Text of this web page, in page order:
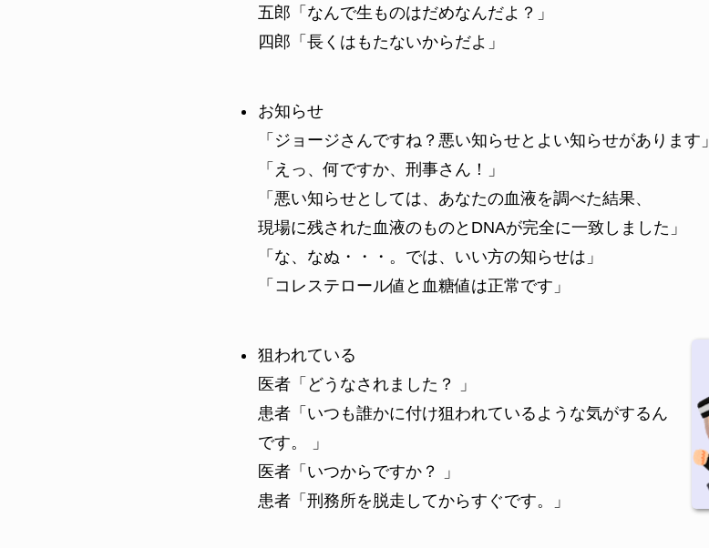
五郎「なんで生ものはだめなんだよ？」
四郎「長くはもたないからだよ」
お知らせ
「ジョージさんですね？悪い知らせとよい知らせがあります」
「えっ、何ですか、刑事さん！」
「悪い知らせとしては、あなたの血液を調べた結果、
現場に残された血液のものとDNAが完全に一致しました」
「な、なぬ・・・。では、いい方の知らせは」
「コレステロール値と血糖値は正常です」
狙われている
医者「どうなされました？ 」
患者「いつも誰かに付け狙われているような気がするん
です。 」
医者「いつからですか？ 」
患者「刑務所を脱走してからすぐです。」